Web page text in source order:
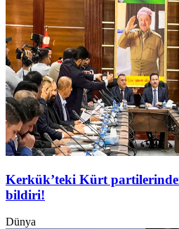
Kerkük’teki Kürt
bildiri!
Dünya